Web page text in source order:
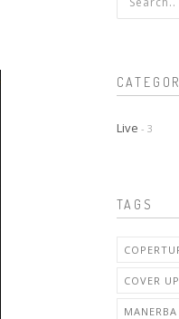
Live - 3
TAGS
COVER
MANERBA